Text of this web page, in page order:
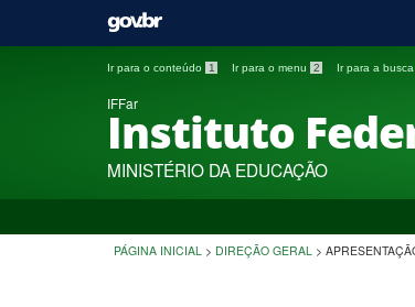
Ir para o conteúdo 1 Ir para o menu 2 Ir para a busca
IFFar
Instituto
MINISTÉRIO DA EDUCAÇÃO
PÁGINA INICIAL > DIREÇÃO GERAL >